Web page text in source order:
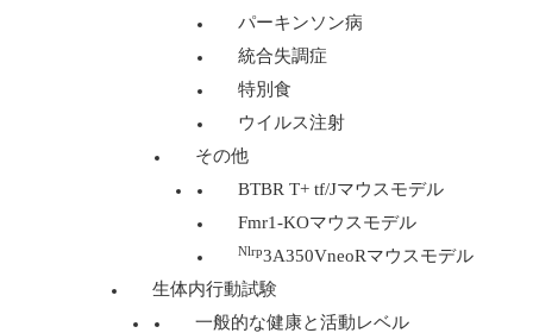
パーキンソン病
統合失調症
特別食
ウイルス注射
その他
BTBR T+ tf/Jマウスモデル
Fmr1-KOマウスモデル
Nlrp3A350VneoRマウスモデル
生体内行動試験
一般的な健康と活動レベル